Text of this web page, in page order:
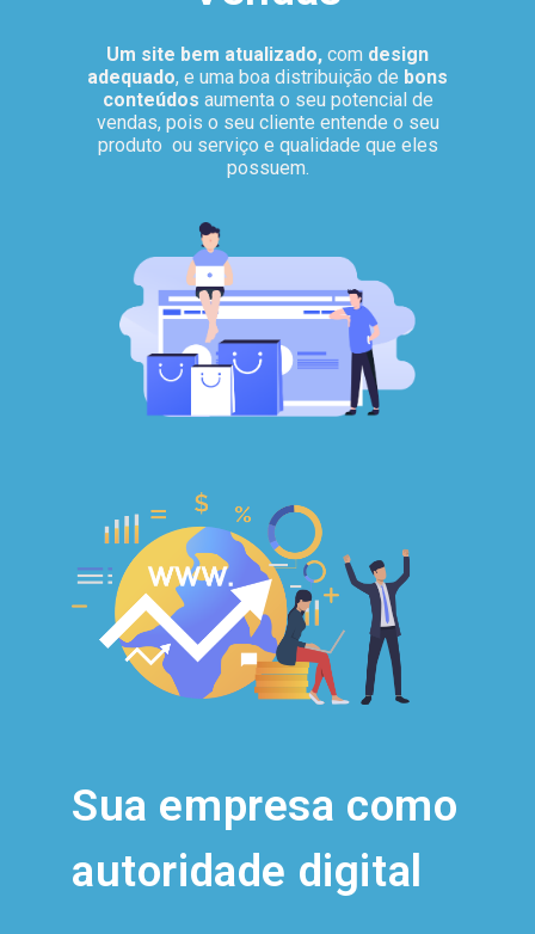
Um site bem atualizado, com design
adequado, e uma boa distribuição de bons
conteúdos aumenta o seu potencial de
vendas, pois o seu cliente entende o seu
produto ou serviço e qualidade que eles
possuem.
Sua empresa como
autoridade digital